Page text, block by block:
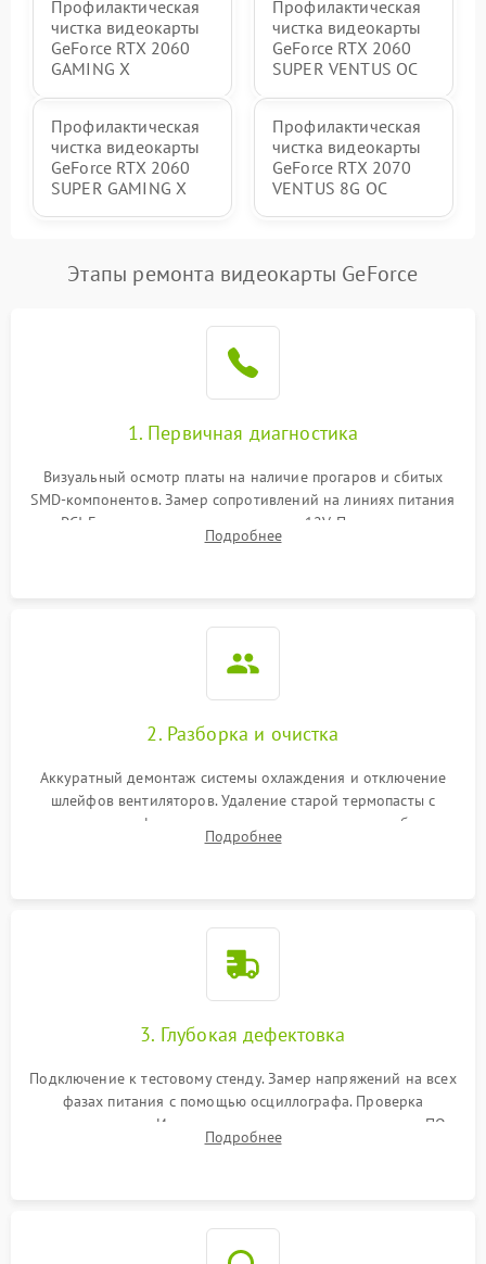
Профилактическая
чистка видеокарты
GeForce RTX 2060
GAMING X
Профилактическая
чистка видеокарты
GeForce RTX 2060
SUPER VENTUS OC
Профилактическая
чистка видеокарты
GeForce RTX 2060
SUPER GAMING X
Профилактическая
чистка видеокарты
GeForce RTX 2070
VENTUS 8G OC
Этапы ремонта видеокарты GeForce
1. Первичная диагностика
Визуальный осмотр платы на наличие прогаров и сбитых
SMD-компонентов. Замер сопротивлений на линиях питания
PCI-E и дополнительных разъемах 12V. Проверка на
короткое замыкание основных дросселей питания GPU и
Подробнее
2. Разборка и очистка
Аккуратный демонтаж системы охлаждения и отключение
шлейфов вентиляторов. Удаление старой термопасты с
кристалла графического чипа и термопрокладок с банок
памяти и зоны VRM. Очистка платы от пыли и окислов.
Подробнее
3. Глубокая дефектовка
Подключение к тестовому стенду. Замер напряжений на всех
фазах питания с помощью осциллографа. Проверка
инициализации. Использование специализированного ПО
MATS
Подробнее